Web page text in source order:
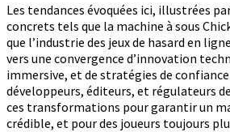
Les tendances évoquées ici, illustrées
concrets tels que la machine à sous
que l’industrie des jeux de hasard en
vers une convergence d’innovation
immersive, et de stratégies de
développeurs, éditeurs, et régulateurs
ces transformations pour garantir un
crédible, et pour des joueurs toujours